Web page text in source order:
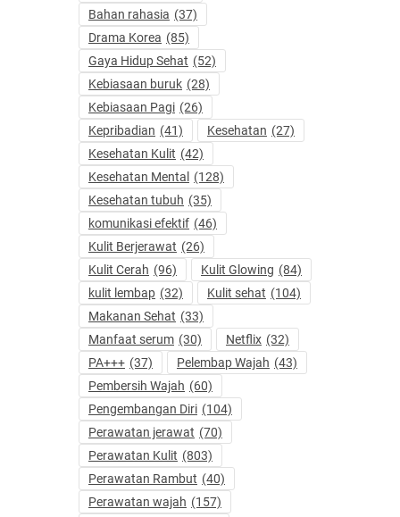
Bahan rahasia (37)
Drama Korea (85)
Gaya Hidup Sehat (52)
Kebiasaan buruk (28)
Kebiasaan Pagi (26)
Kepribadian (41) Kesehatan (27)
Kesehatan Kulit (42)
Kesehatan Mental
(128)
Kesehatan tubuh (35)
komunikasi efektif (46)
Kulit Berjerawat (26)
Kulit Cerah (96) Kulit Glowing (84)
kulit lembap (32) Kulit sehat (104)
Makanan Sehat (33)
Manfaat serum (30) Netflix (32)
PA+++ (37) Pelembap Wajah (43)
Pembersih Wajah (60)
Pengembangan Diri (104)
Perawatan jerawat (70)
Perawatan Kulit (803)
Perawatan Rambut (40)
Perawatan wajah (157)